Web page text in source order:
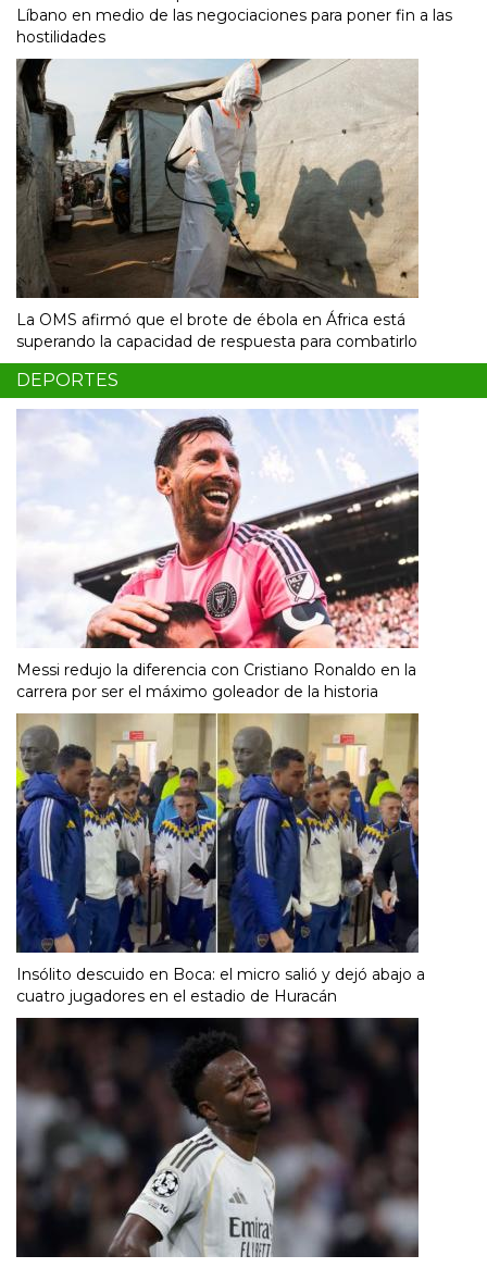
Líbano en medio de las negociaciones para poner fin a las
hostilidades
La OMS afirmó que el brote de ébola en África está
superando la capacidad de respuesta para combatirlo
DEPORTES
Messi redujo la diferencia con Cristiano Ronaldo en la
carrera por ser el máximo goleador de la historia
Insólito descuido en Boca: el micro salió y dejó abajo a
cuatro jugadores en el estadio de Huracán